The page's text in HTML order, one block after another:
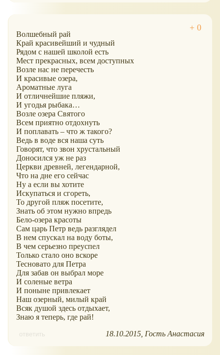
Волшебный рай
Край красивейший и чудный
Рядом с нашей школой есть
Мест прекрасных, всем доступных
Возле нас не перечесть
И красивые озера,
Ароматные луга
И отличнейшие пляжи,
И угодья рыбака…
Возле озера Святого
Всем приятно отдохнуть
И поплавать – что ж такого?
Ведь в воде вся наша суть
Говорят, что звон хрустальный
Доносился уж не раз
Церкви древней, легендарной,
Что на дне его сейчас
Ну а если вы хотите
Искупаться и сгореть,
То другой пляж посетите,
Знать об этом нужно впредь
Бело-озера красоты
Сам царь Петр ведь разглядел
В нем спускал на воду боты,
В чем серьезно преуспел
Только стало оно вскоре
Тесновато для Петра
Для забав он выбрал море
И соленые ветра
И поныне привлекает
Наш озерный, милый край
Всяк душой здесь отдыхает,
Знаю я теперь, где рай!
ответить 18.10.2015 Гость Анастасия